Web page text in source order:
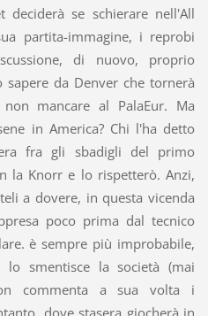
deciderà se schierare nell'All
partita-immagine, i reprobi
di nuovo, proprio
da Denver che tornerà
mancare al PalaEur. Ma
in America? Chi l'ha detto
fra gli sbadigli del primo
la Knorr e lo rispetterò. Anzi,
a dovere, in questa vicenda
poco prima dal tecnico
è sempre più improbabile,
lo smentisce la società (mai
commenta a sua volta i
dove stasera giocherà in